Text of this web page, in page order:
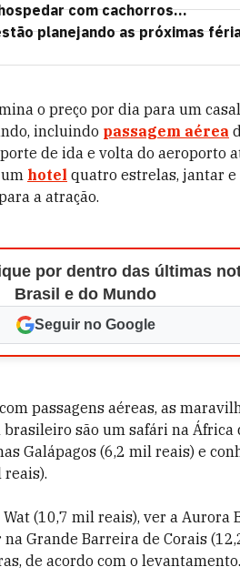
com cachorros...
planejando as próximas
o preço por dia para um
incluindo passagem aérea
de ida e volta do aeroporto
hotel quatro estrelas, jantar e
a atração.
por dentro das últimas
Brasil e do Mundo
Seguir no Google
passagens aéreas, as
são um safári na África
Galápagos (6,2 mil reais) e
reais).
(10,7 mil reais), ver a Aurora
Grande Barreira de Corais
de acordo com o levantamento.